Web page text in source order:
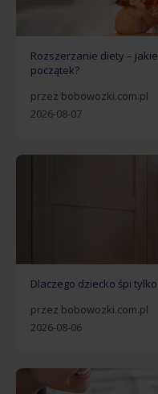
Rozszerzanie diety –
początek?
przez bobowozki.com.pl
2026-08-07
Dlaczego dziecko śpi
przez bobowozki.com.pl
2026-08-06